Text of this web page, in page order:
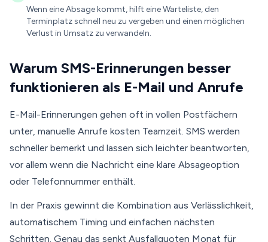
Wenn eine Absage kommt, hilft eine Warteliste, den
Terminplatz schnell neu zu vergeben und einen möglichen
Verlust in Umsatz zu verwandeln.
Warum SMS-Erinnerungen besser
funktionieren als E-Mail und Anrufe
E-Mail-Erinnerungen gehen oft in vollen Postfächern
unter, manuelle Anrufe kosten Teamzeit. SMS werden
schneller bemerkt und lassen sich leichter beantworten,
vor allem wenn die Nachricht eine klare Absageoption
oder Telefonnummer enthält.
In der Praxis gewinnt die Kombination aus Verlässlichkeit,
automatischem Timing und einfachen nächsten
Schritten. Genau das senkt Ausfallquoten Monat für